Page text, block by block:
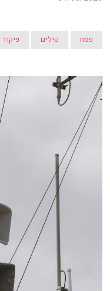
פסח טילים